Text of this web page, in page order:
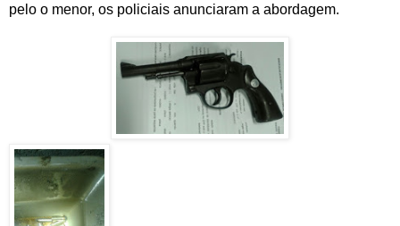
pelo o menor, os policiais anunciaram a abordagem.